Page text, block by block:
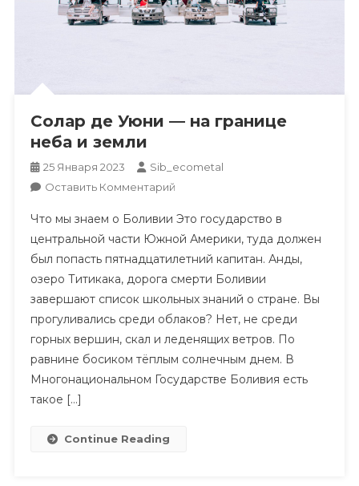
Солар де Уюни — на границе
неба и земли
25 Января 2023
Sib_ecometal
Оставить КомментарийК
Де
Уюни
—
На
Границе
Неба
Что мы знаем о Боливии Это государство в
центральной части Южной Америки, туда должен
был попасть пятнадцатилетний капитан. Анды,
озеро Титикака, дорога смерти Боливии
завершают список школьных знаний о стране. Вы
прогуливались среди облаков? Нет, не среди
горных вершин, скал и леденящих ветров. По
равнине босиком тёплым солнечным днем. В
Многонациональном Государстве Боливия есть
такое […]
Continue Reading